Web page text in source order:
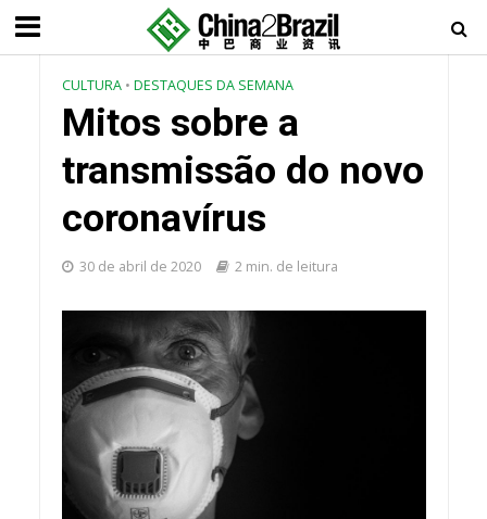
CULTURA • DESTAQUES DA SEMANA
Mitos sobre a
transmissão do novo
coronavírus
30 de abril de 2020 2 min. de leitura